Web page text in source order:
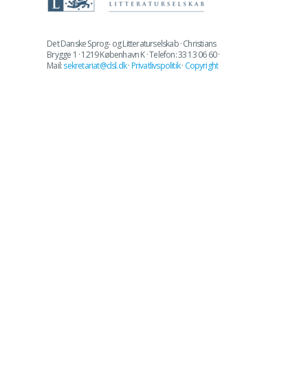
Det Danske Sprog- og Litteraturselskab · Christians
Brygge 1 · 1219 København K · Telefon: 33 13 06 60 ·
Mail:sekretariat@dsl.dk· Privatlivspolitik· Copyright